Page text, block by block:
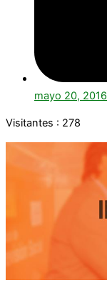
mayo 20, 2016
Visitantes : 278